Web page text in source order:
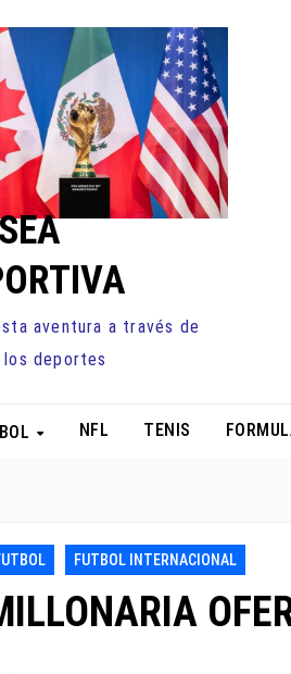
aventura a través de
deportes
NFL TENIS
FUTBOL INTERNACIONAL